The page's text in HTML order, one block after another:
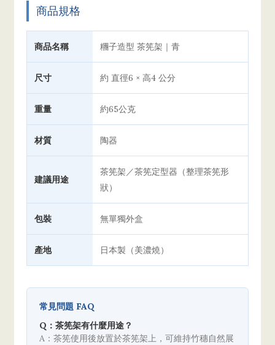
商品規格
商品名稱 糰子造型 茶筅架｜青
尺寸 約 直徑6 × 高4 公分
重量 約65公克
材質 陶器
建議用途
茶筅架／茶筅定型器（整理茶筅形
狀）
包裝 無單獨外盒
產地 日本製（美濃燒）
常見問題 FAQ
Q：茶筅架有什麼用途？
A：茶筅使用後放置於茶筅架上，可維持竹穗自然展